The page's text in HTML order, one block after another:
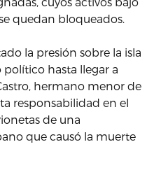
quedan bloqueados.
la presión sobre la isla
hasta llegar a
hermano menor de
responsabilidad en el
de una
que causó la muerte